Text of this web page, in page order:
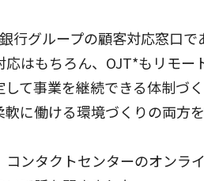
行グループの顧客対応窓口
応はもちろん、OJT*もリモ
して事業を継続できる体制づ
軟に働ける環境づくりの両方を
コンタクトセンターのオンラ